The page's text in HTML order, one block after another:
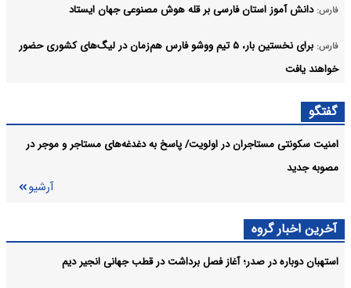
فارس: دانش آموز استان فارسی بر قله هوش مصنوعی جهان ایستاد
فارس:
برای نخستین‌ بار، ۵ تیم ووشو فارس هم‌زمان در لیگ‌های کشوری حضور
خواهند یافت
فارس: موفقیت کشور در عرصه‌های گوناگون نتیجه همراهی مردم است
آرشیو
گفتگو
امنیت سکونتی مستاجران در اولویت/ پاسخ به دغدغه‌های مستاجر و‌ موجر در
مصوبه جدید
آرشیو
آخرین اخبار گروه
استهبان دوباره در صدر؛ آغاز فصل برداشت در قطب جهانی انجیر دیم